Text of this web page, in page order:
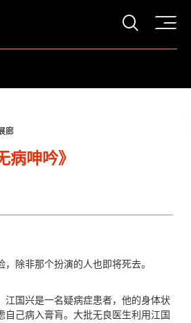
打开
廊
病呻吟》
除非那个扮演的人也即将死去。
江国兴是一名疑病症患者，他的身体状
自己病入膏肓。大批无良医生利用江国